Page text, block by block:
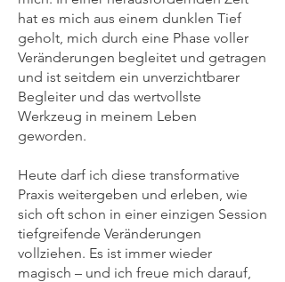
hat es mich aus einem dunklen Tief
geholt, mich durch eine Phase voller
Veränderungen begleitet und getragen
und ist seitdem ein unverzichtbarer
Begleiter und das wertvollste
Werkzeug in meinem Leben
geworden.
Heute darf ich diese transformative
Praxis weitergeben und erleben, wie
sich oft schon in einer einzigen Session
tiefgreifende Veränderungen
vollziehen. Es ist immer wieder
magisch – und ich freue mich darauf,